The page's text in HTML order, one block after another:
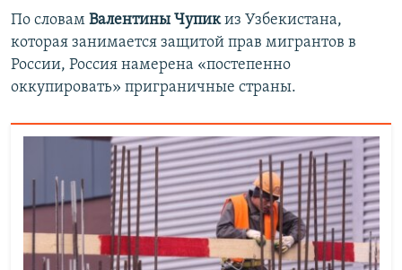
По словам Валентины Чупикиз Узбекистана,
которая занимается защитой прав мигрантов в
России, Россия намерена «постепенно
оккупировать» приграничные страны.